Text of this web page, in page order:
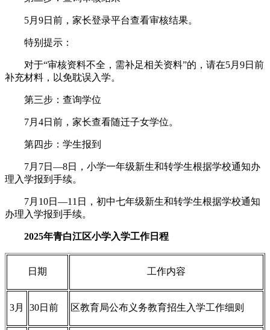
5月9日前，家长登录平台查看审核结果。
特别提示：
对于“审核资料不全，需补足相关资料”的，请在5月9日前
补充材料，以免耽误入学。
第三步：查询学位
7月4日前，家长查看随迁子女学位。
第四步：学生报到
7月7日—8日，小学一年级新生和转学生根据学校通知办
理入学报到手续。
7月10日—11日，初中七年级新生和转学生根据学校通知
办理入学报到手续。
2025年青白江区小学入学工作日程
日期 工作内容
3月 30日前 区教育局公布义务教育招生入学工作细则